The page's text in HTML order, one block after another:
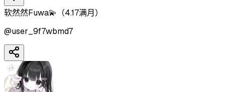
软然然Fuwa💫（4.17满月）
@user_9f7wbmd7